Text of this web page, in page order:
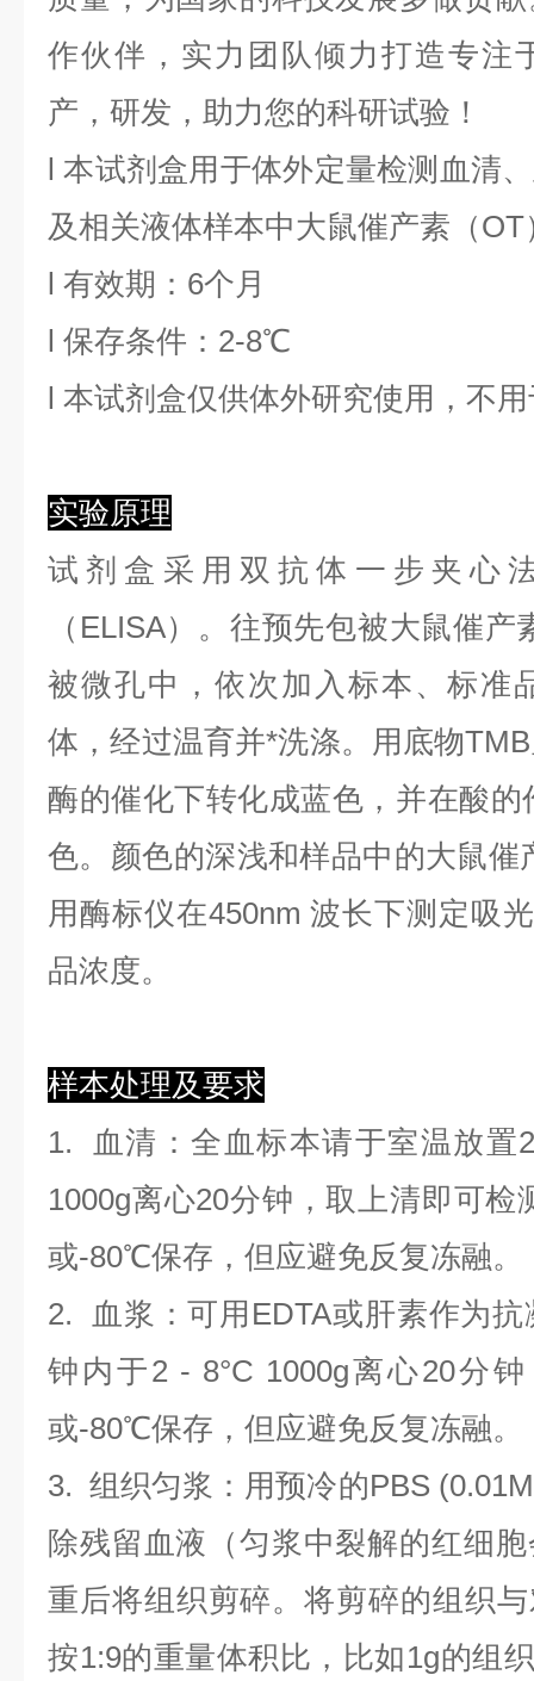
作伙伴，实力团队倾力打造专注
产，研发，助力您的科研试验！
l本试剂盒用于体外定量检测血清
及相关液体样本中大鼠催产素 （OT
l 有效期：6个月
l 保存条件： 2-8℃
l 本试剂盒仅供体外研究使用，不
实验原理
试剂盒采用双抗体一步夹心
（ELISA）。往预先包被大鼠催
被微孔中，依次加入标本、标准
体，经过温育并*洗涤。用底物
酶的催化下转化成蓝色，并在酸
色。颜色的深浅和样品中的大鼠催
用酶标仪在450nm 波长下测定吸
品浓度。
样本处理及要求
1.
血清 ：全血标本请于室温放
1000g离心20分钟，取上清即可
或-80℃保存，但应避免反复冻融。
2.
血浆 ：可用EDTA或肝素作为
钟内于2 - 8°C 1000g离心20分
或-80℃保存，但应避免反复冻融。
3.组织匀浆 ：用预冷的PBS
除残留血液（匀浆中裂解的红细
重后将组织剪碎。将剪碎的组织
按1:9的重量体积比，比如1g的组